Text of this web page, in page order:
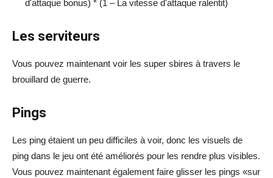
d'attaque bonus) * (1 – La vitesse d'attaque ralentit)
Les serviteurs
Vous pouvez maintenant voir les super sbires à travers le
brouillard de guerre.
Pings
Les ping étaient un peu difficiles à voir, donc les visuels de
ping dans le jeu ont été améliorés pour les rendre plus visibles.
Vous pouvez maintenant également faire glisser les pings «sur